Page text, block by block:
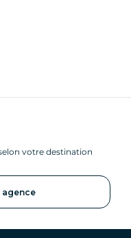
votre destination
agence